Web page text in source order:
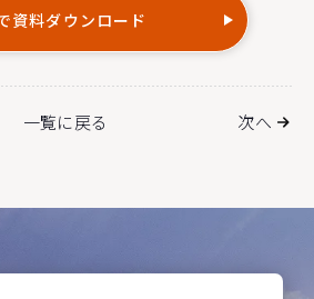
資料ダウンロード
一覧に戻る 次へ